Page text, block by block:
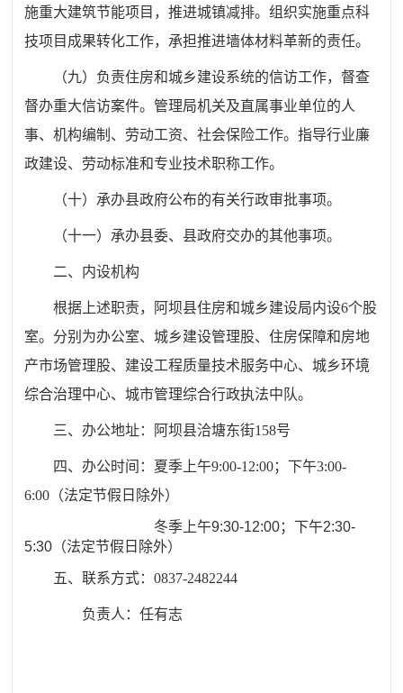
施重大建筑节能项目，推进城镇减排。组织实施重点科
技项目成果转化工作，承担推进墙体材料革新的责任。
（九） 负责住房和城乡建设系统的信访工作，督查
督办重大信访案件。 管理局机关及直属事业单位的人
事、机构编制、劳动工资、社会保险工作。指导行业廉
政建设、劳动标准和专业技术职称工作。
（十） 承办县政府公布的有关行政审批事项。
（十一） 承办县委、县政府交办的其他事项。
二、内设机构
根据上述职责，阿坝县住房和城乡建设局内设6个股
室。分别为办公室、城乡建设管理股、住房保障和房地
产市场管理股、建设工程质量技术服务中心、城乡环境
综合治理中心、城市管理综合行政执法中队。
三、 办公地址： 阿坝县洽塘东街158号
四、 办公时间：夏季 上午9:00-12:00；下午3:00-
6:00 （法定节假日除外）
冬季上午9:30-12:00；下午2:30-
5:30 （法定节假日除外）
五、联系方式：0837-2482244
负责人：任有志